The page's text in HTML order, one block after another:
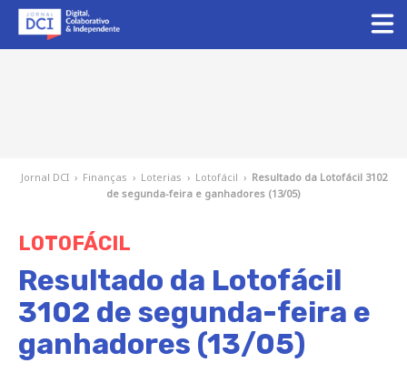
Jornal DCI › Finanças › Loterias › Lotofácil › Resultado da Lotofácil 3102
de segunda-feira e ganhadores (13/05)
LOTOFÁCIL
Resultado da Lotofácil
3102 de segunda-feira e
ganhadores (13/05)